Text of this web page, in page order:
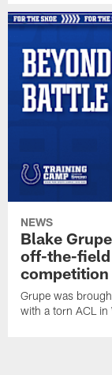
NEWS
Blake
off-the-
competition
Grupe was
with a torn ACL